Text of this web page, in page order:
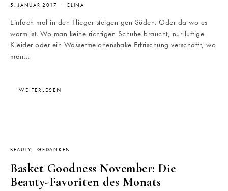
5. JANUAR 2017 ELINA
Einfach mal in den Flieger steigen gen Süden. Oder da wo es
warm ist. Wo man keine richtigen Schuhe braucht, nur luftige
Kleider oder ein Wassermelonenshake Erfrischung verschafft, wo
man…
WEITERLESEN
BEAUTY GEDANKEN
Basket Goodness November: Die
Beauty-Favoriten des Monats